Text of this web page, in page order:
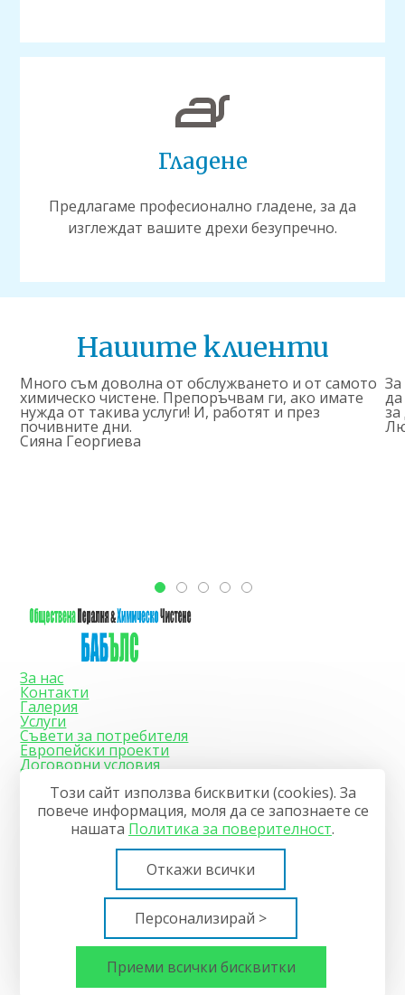
Гладене
Предлагаме професионално гладене, за да
изглеждат вашите дрехи безупречно.
Нашите клиенти
Много съм доволна от обслужването и от самото
химическо чистене. Препоръчвам ги, ако имате
нужда от такива услуги! И, работят и през
почивните дни.
Сияна Георгиева
За нас
Контакти
Галерия
Услуги
Съвети за потрeбителя
Европейски проекти
Договорни условия
Цени
Пералня и химическо чистене Бъбълс
Адрес
Варна, ул. Братя Бъкстон 30
Телефон
+359 89 852 25 87
© 2024—2026 Пералня Бъбълс
Политика за поверителност
Управление на бисквитките
Карта на сайта
Изработка на сайт върху
Този сайт използва бисквитки (cookies). За
повече информация, моля да се запознаете се
нашaтa Политика за поверителност.
Откажи всички
Персонализирай >
Приеми всички бисквитки